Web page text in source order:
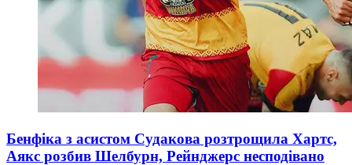
Бенфіка з асистом Судакова розтрощила Хартс,
Аякс розбив Шелбурн, Рейнджерс несподівано